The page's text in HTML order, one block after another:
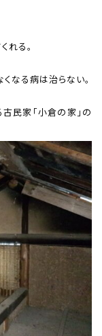
れる。
なる病は治らない。
民家「小倉の家」の